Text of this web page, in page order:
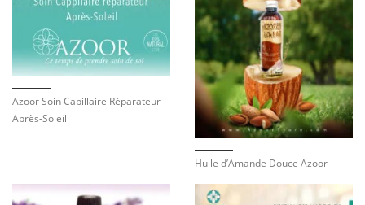
Azoor Soin Capillaire Réparateur
Après-Soleil
Huile d’Amande Douce Azoor